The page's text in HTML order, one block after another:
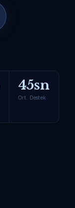
45sn
Ort. Destek